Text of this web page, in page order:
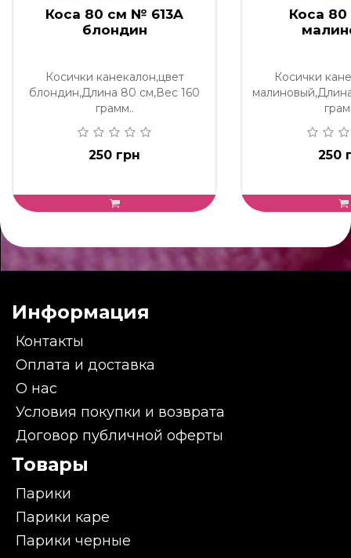
Коса 80 см № 613A
блондин
Косички канекалон,цвет
блондин,Длина 80 см,Вес 160
грамм..
250 грн
Коса 80
Косички
250
Информация
Контакты
Оплата и доставка
О нас
Условия покупки и возврата
Договор публичной оферты
Товары
Парики
Парики каре
Парики черные